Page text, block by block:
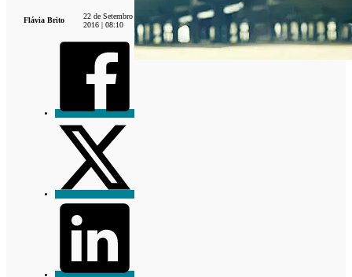
Flávia Brito
22 de Setembro
2016 | 08:10